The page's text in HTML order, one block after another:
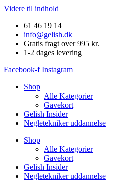
Videre til indhold
61 46 19 14
info@gelish.dk
Gratis fragt over 995 kr.
1-2 dages levering
Facebook-f Instagram
Shop
Alle Kategorier
Gavekort
Gelish Insider
Negletekniker uddannelse
Shop
Alle Kategorier
Gavekort
Gelish Insider
Negletekniker uddannelse